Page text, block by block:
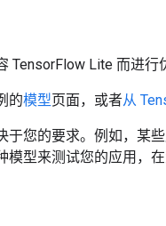
Lite 而进行
的模型页面，或者从
您的要求。例如，某
型来测试您的应用，